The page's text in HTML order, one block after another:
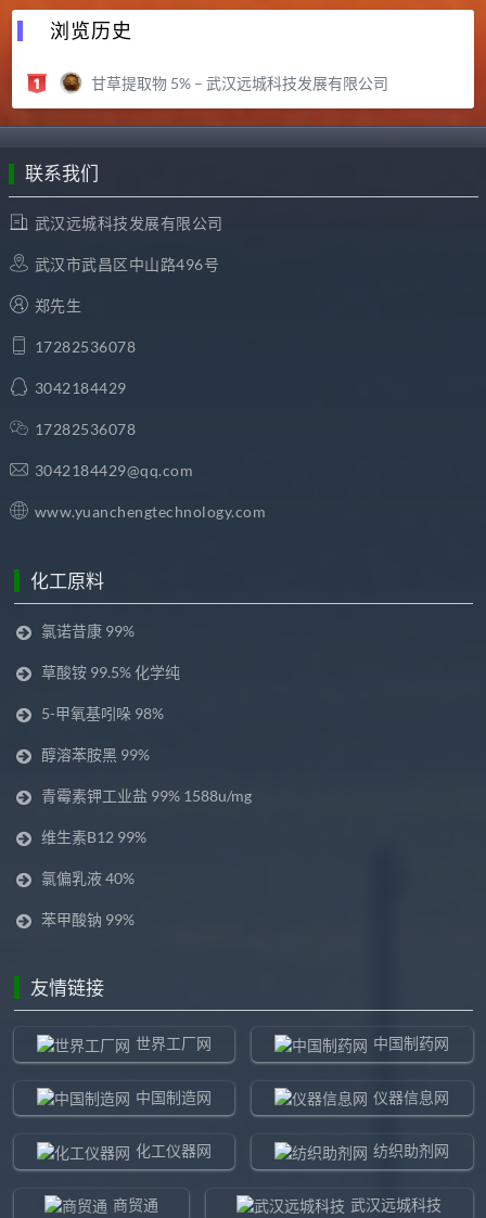
浏览历史
甘草提取物 5% – 武汉远城科技发展有限公司
联系我们
武汉远城科技发展有限公司
武汉市武昌区中山路496号
郑先生
17282536078
3042184429
17282536078
3042184429@qq.com
www.yuanchengtechnology.com
化工原料
氯诺昔康 99%
草酸铵 99.5% 化学纯
5-甲氧基吲哚 98%
醇溶苯胺黑 99%
青霉素钾工业盐 99% 1588u/mg
维生素B12 99%
氯偏乳液 40%
苯甲酸钠 99%
友情链接
世界工厂网 中国制药网
中国制造网 仪器信息网
化工仪器网 纺织助剂网
商贸通 武汉远城科技